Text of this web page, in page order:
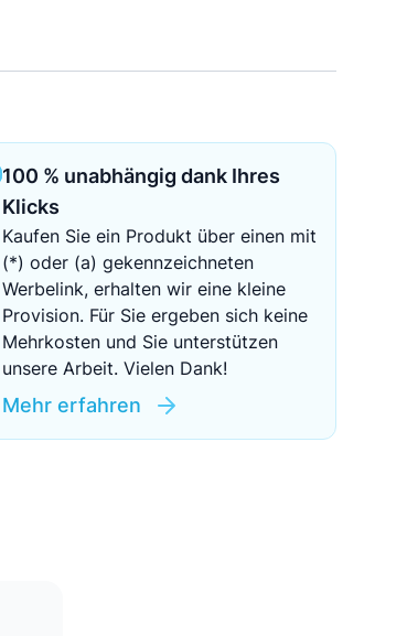
EZB-Leitzins
100 % unabhängig dank Ihres
Klicks
Kaufen Sie ein Produkt über einen mit
(*) oder (a) gekennzeichneten
Werbelink, erhalten wir eine kleine
Provision. Für Sie ergeben sich keine
Mehrkosten und Sie unterstützen
unsere Arbeit. Vielen Dank!
Mehr erfahren